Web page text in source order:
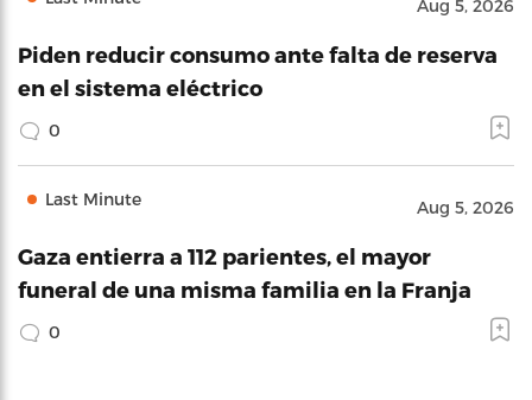
Aug 5, 2026
Piden reducir consumo ante falta de reserva
en el sistema eléctrico
0
Last Minute Aug 5, 2026
Gaza entierra a 112 parientes, el mayor
funeral de una misma familia en la Franja
0